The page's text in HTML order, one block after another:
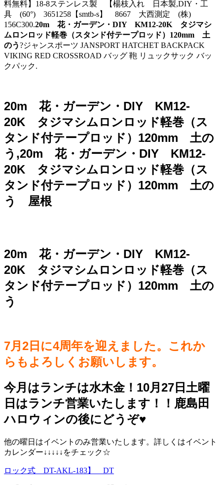
料無料】18-8ステンレス製 【楊枝入れ 日本製,DIY・工
具 (60°) 3651258【smtb-s】 8667 大西測定 (株)
156C300.20m 花・ガーデン・DIY KM12-20K タジマシ
ムロンロッド軽巻（スタンド付テープロッド）120mm 土
のう?ジャンスポーツ JANSPORT HATCHET BACKPACK
VIKING RED CROSSROAD バッグ 鞄 リュックサック バッ
クパック.
20m 花・ガーデン・DIY KM12-
20K タジマシムロンロッド軽巻（ス
タンド付テープロッド）120mm 土の
う,20m 花・ガーデン・DIY KM12-
20K タジマシムロンロッド軽巻（ス
タンド付テープロッド）120mm 土の
う 屋根
20m 花・ガーデン・DIY KM12-
20K タジマシムロンロッド軽巻（ス
タンド付テープロッド）120mm 土の
う
7月2日に4周年を迎えました。これか
らもよろしくお願いします。
今月はランチは水木金！10月27日土曜
日はランチ営業いたします！！鹿島田
ハロウィンの後にどうぞ♥️
他の曜日はイベントのみ営業いたします。詳しくはイベント
カレンダー↓↓↓↓↓をチェック☆
ロック式 DT-AKL-183】 DT